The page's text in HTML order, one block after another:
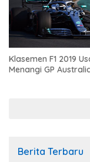
Klasemen F1 2019
Menangi GP
Berita Terbaru